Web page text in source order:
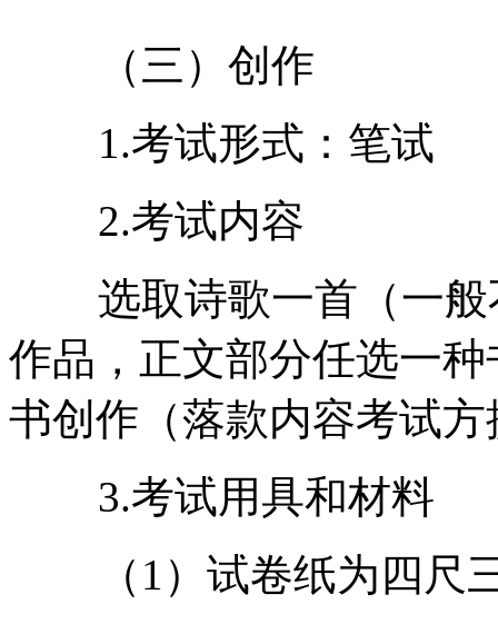
（三）创作
1.考试形式：笔试
2.考试内容
选取诗歌一首（一
作品，正文部分任选一
书创作（落款内容考试
3.考试用具和材料
（1）试卷纸为四